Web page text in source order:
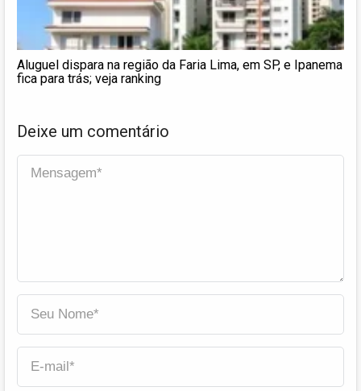
Aluguel dispara na região da Faria Lima, em SP, e Ipanema
fica para trás; veja ranking
Deixe um comentário